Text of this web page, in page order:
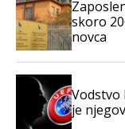
skoro
novca
Vodstvo
je